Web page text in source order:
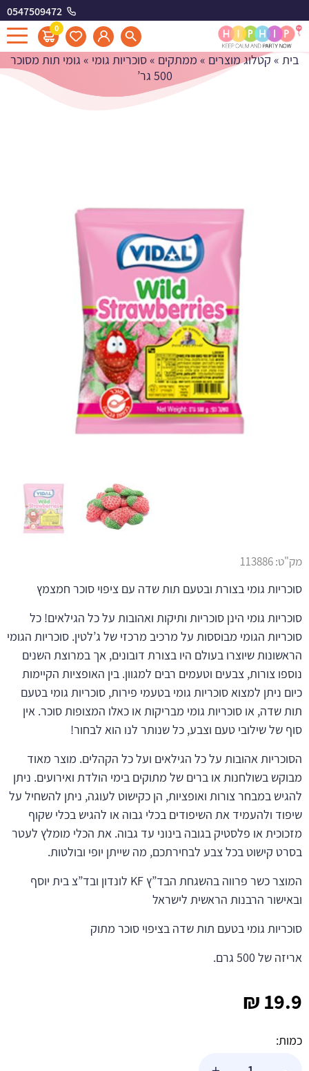
0547509472
0 גומי תות מסוכר 500 גר'
בית » קטלוג מוצרים » ממתקים »סוכריות גומי » גומי תות מסוכר
500 גר’
19.9
₪
כמות:
מק"ט:113886
סוכריות גומי בצורת ובטעם תות שדה עם ציפוי סוכר חמצמץ
סוכריות גומי הינן סוכריות ותיקות ואהובות על כל הגילאים! כל
סוכריות הגומי מבוססות על מרכיב מרכזי של ג’לטין. סוכריות הגומי
הראשונות שיוצרו בעולם היו בצורת דובונים, אך במרוצת השנים
נוספו צורות, צבעים וטעמים רבים למגוון. בין האופציות הקיימות
כיום ניתן למצוא סוכריות גומי בטעמי פירות, סוכריות גומי בטעם
תות שדה, או סוכריות גומי מבריקות או כאלו המצופות סוכר. אין
סוף של שילובי טעם וצבע, כל שנותר לנו הוא לבחור!
הסוכריות אהובות על כל הגילאים ועל כל הקהלים. מוצר מאוד
מבוקש בשולחנות או ברים של מתוקים בימי הולדת ואירועים. ניתן
להגיש במבחר צורות ואופציות, הן כקישוט לעוגה, ניתן להשחיל על
שיפוד ולהעמיד את השיפודים בכלי גבוה או להגיש בכלי שקוף
מזכוכית או פלסטיק בגובה בינוני עד גבוה. את הכלי מומלץ לעטר
בסרט קישוט בכל צבע לבחירתכם, מה שייתן יופי ובולטות.
המוצר כשר פרווה בהשגחת הבד”ץ KF לונדון ובד”צ בית יוסף
ובאישור הרבנות הראשית לישראל
סוכריות גומי בטעם תות שדה בציפוי סוכר מתוק
אריזה של 500 גרם.